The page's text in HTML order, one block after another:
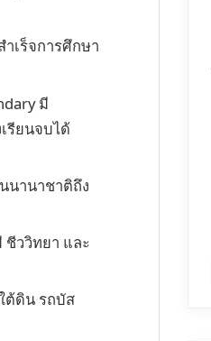
เร็จการศึกษา
มี
รียนจบได้
นานาชาติถึง
ชีววิทยา และ
ต้ดิน รถบัส